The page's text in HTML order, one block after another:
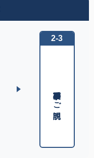
2-3
重要事項のご説明